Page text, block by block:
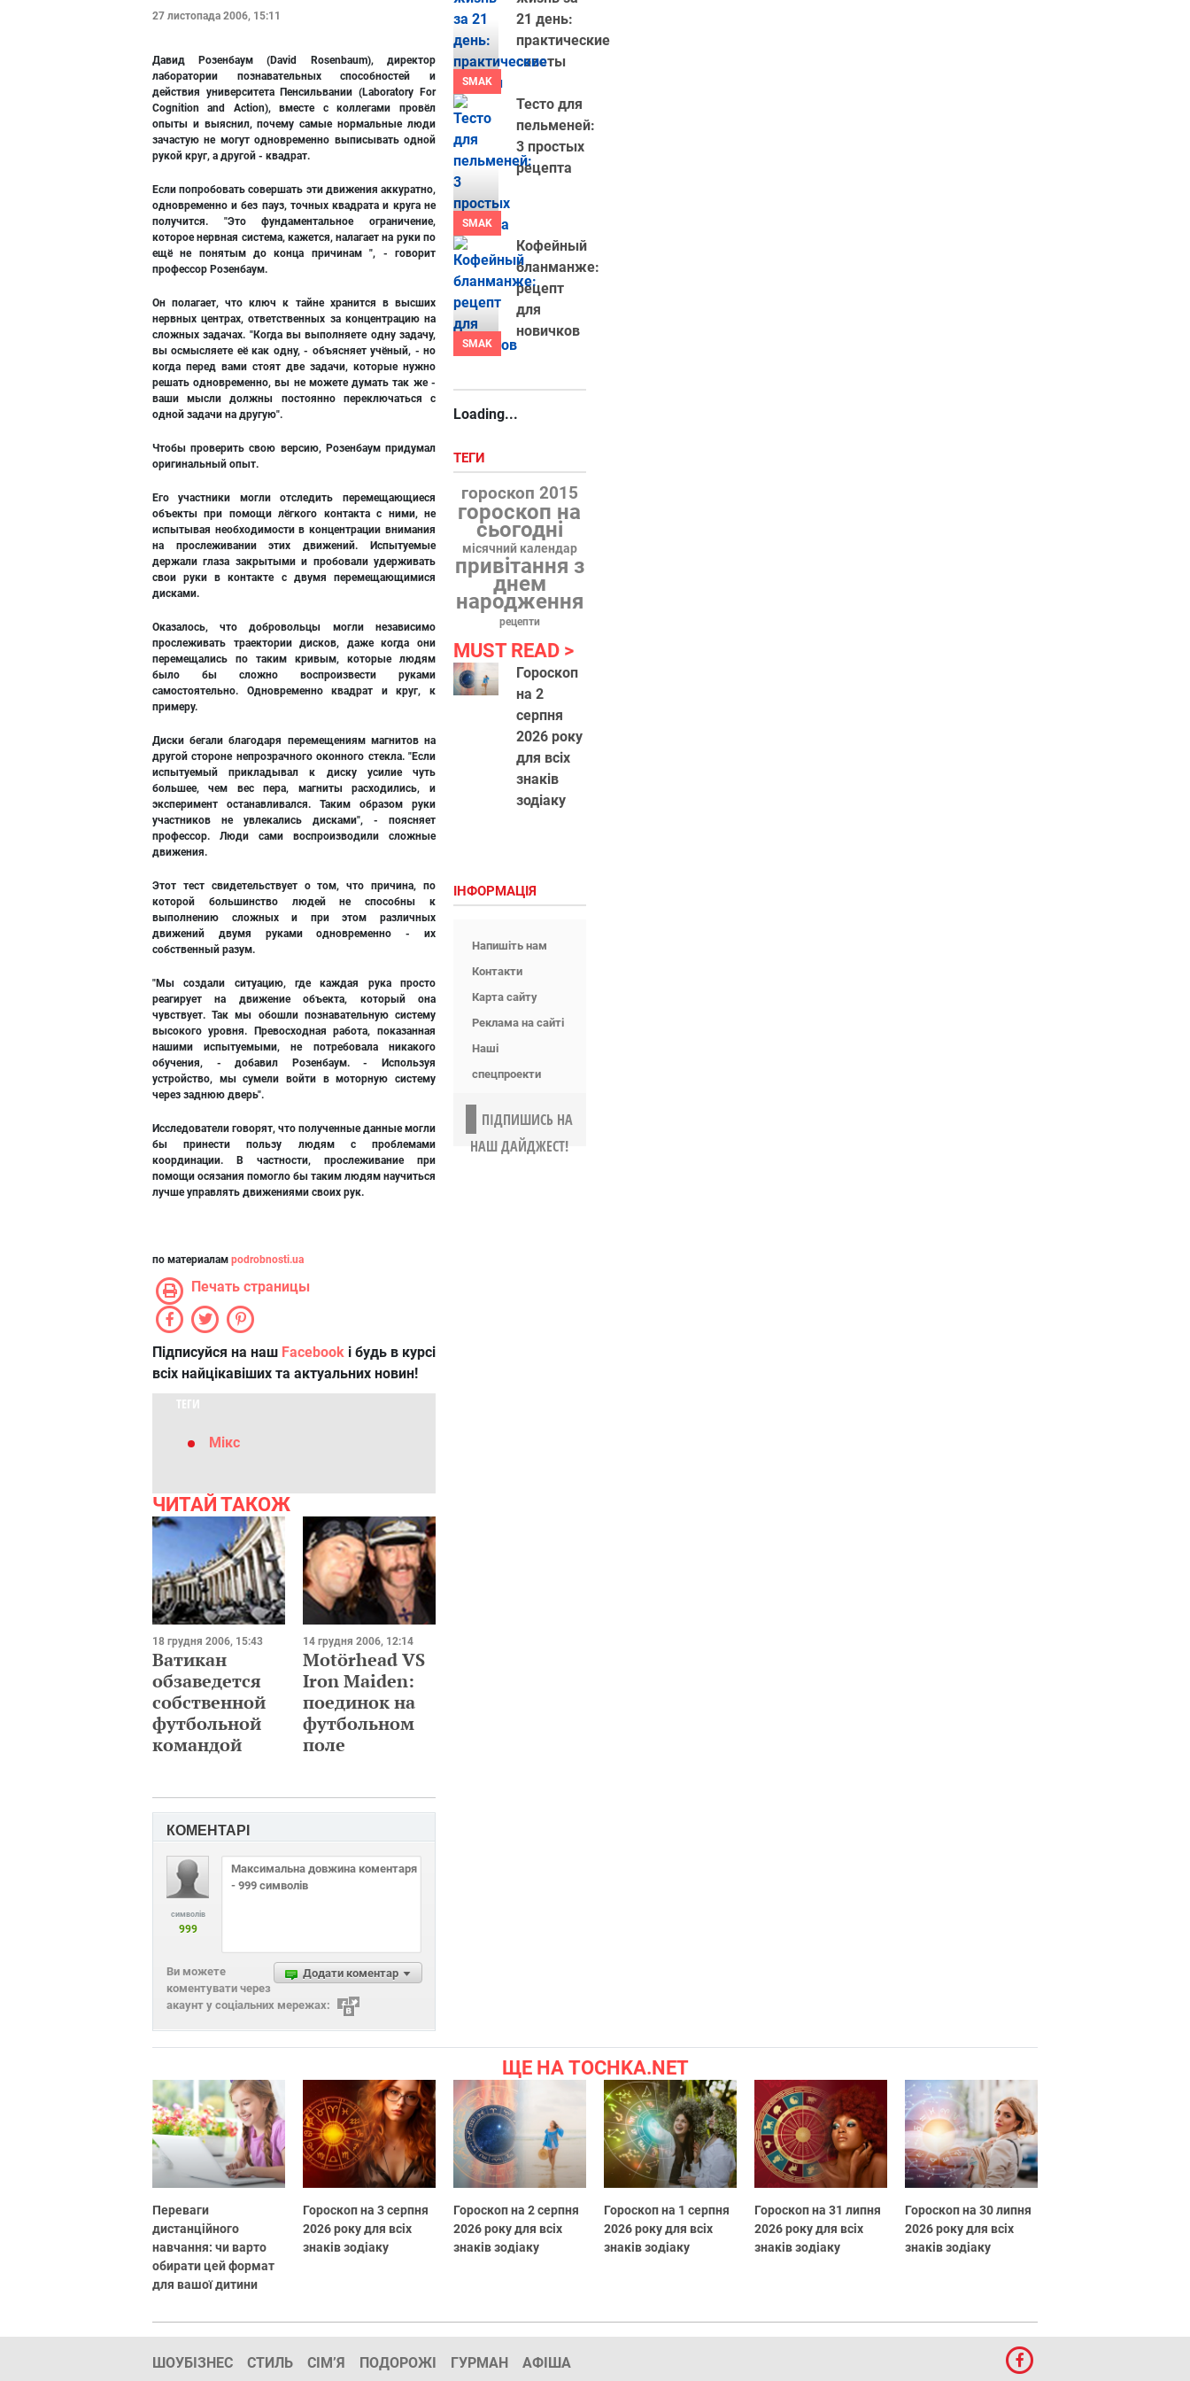
27 листопада 2006, 15:11
Давид Розенбаум (David Rosenbaum), директор
лаборатории познавательных способностей и
действия университета Пенсильвании (Laboratory For
Cognition and Action), вместе с коллегами провёл
опыты и выяснил, почему самые нормальные люди
зачастую не могут одновременно выписывать одной
рукой круг, а другой - квадрат.
Если попробовать совершать эти движения аккуратно,
одновременно и без пауз, точных квадрата и круга не
получится. "Это фундаментальное ограничение,
которое нервная система, кажется, налагает на руки по
ещё не понятым до конца причинам ", - говорит
профессор Розенбаум.
Он полагает, что ключ к тайне хранится в высших
нервных центрах, ответственных за концентрацию на
сложных задачах. "Когда вы выполняете одну задачу,
вы осмысляете её как одну, - объясняет учёный, - но
когда перед вами стоят две задачи, которые нужно
решать одновременно, вы не можете думать так же -
ваши мысли должны постоянно переключаться с
одной задачи на другую".
Чтобы проверить свою версию, Розенбаум придумал
оригинальный опыт.
Его участники могли отследить перемещающиеся
объекты при помощи лёгкого контакта с ними, не
испытывая необходимости в концентрации внимания
на прослеживании этих движений. Испытуемые
держали глаза закрытыми и пробовали удерживать
свои руки в контакте с двумя перемещающимися
дисками.
Оказалось, что добровольцы могли независимо
прослеживать траектории дисков, даже когда они
перемещались по таким кривым, которые людям
было бы сложно воспроизвести руками
самостоятельно. Одновременно квадрат и круг, к
примеру.
Диски бегали благодаря перемещениям магнитов на
другой стороне непрозрачного оконного стекла. "Если
испытуемый прикладывал к диску усилие чуть
большее, чем вес пера, магниты расходились, и
эксперимент останавливался. Таким образом руки
участников не увлекались дисками", - поясняет
профессор. Люди сами воспроизводили сложные
движения.
Этот тест свидетельствует о том, что причина, по
которой большинство людей не способны к
выполнению сложных и при этом различных
движений двумя руками одновременно - их
собственный разум.
"Мы создали ситуацию, где каждая рука просто
реагирует на движение объекта, который она
чувствует. Так мы обошли познавательную систему
высокого уровня. Превосходная работа, показанная
нашими испытуемыми, не потребовала никакого
обучения, - добавил Розенбаум. - Используя
устройство, мы сумели войти в моторную систему
через заднюю дверь".
Исследователи говорят, что полученные данные могли
бы принести пользу людям с проблемами
координации. В частности, прослеживание при
помощи осязания помогло бы таким людям научиться
лучше управлять движениями своих рук.
по материалам podrobnosti.ua
Печать страницы
Підписуйся на наш Facebook і будь в курсі
всіх найцікавіших та актуальних новин!
ТЕГИ
Мікс
ЧИТАЙ ТАКОЖ
18 грудня 2006, 15:43
Ватикан
обзаведется
собственной
футбольной
командой
14 грудня 2006, 12:14
Motörhead VS
Iron Maiden:
поединок на
футбольном
поле
КОМЕНТАРІ
символів
999
Додати коментар
Ви можете
коментувати через
акаунт у соціальних мережах:
SMAK
21 день:
практические
советы
SMAK
Тесто для
пельменей:
3 простых
рецепта
SMAK
Кофейный
бланманже:
рецепт
для
новичков
Loading...
ТЕГИ
гороскоп 2015
гороскоп на
сьогодні
місячний календар
привітання з
днем
народження
рецепти
MUST READ
Гороскоп
на 2
серпня
2026 року
для всіх
знаків
зодіаку
ІНФОРМАЦІЯ
Напишіть нам
Контакти
Карта сайту
Реклама на сайті
Наші
спецпроекти
ПІДПИШИСЬ НА
НАШ ДАЙДЖЕСТ!
ЩЕ НА TOCHKA.NET
Переваги
дистанційного
навчання: чи варто
обирати цей формат
для вашої дитини
Гороскоп на 3 серпня
2026 року для всіх
знаків зодіаку
Гороскоп на 2 серпня
2026 року для всіх
знаків зодіаку
Гороскоп на 1 серпня
2026 року для всіх
знаків зодіаку
Гороскоп на 31 липня
2026 року для всіх
знаків зодіаку
Гороскоп на 30 липня
2026 року для всіх
знаків зодіаку
ШОУБІЗНЕС СТИЛЬ СІМ’Я ПОДОРОЖІ ГУРМАН АФІША